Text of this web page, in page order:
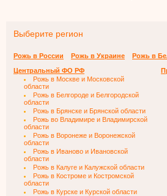
Выберите регион
Рожь в России Рожь в Украине Рожь в
Центральный ФО РФ
Рожь в Москве и Московской
области
Рожь в Белгороде и Белгородской
области
Рожь в Брянске и Брянской области
Рожь во Владимире и Владимирской
области
Рожь в Воронеже и Воронежской
области
Рожь в Иваново и Ивановской
области
Рожь в Калуге и Калужской области
Рожь в Костроме и Костромской
области
Рожь в Курске и Курской области